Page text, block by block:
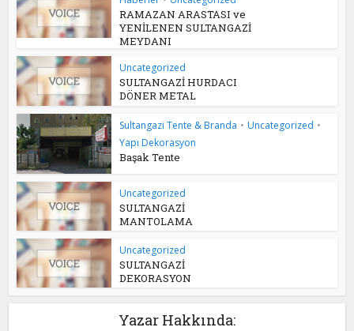
RAMAZAN ARASTASI ve
YENİLENEN SULTANGAZİ
MEYDANI
Uncategorized
SULTANGAZİ HURDACI
DÖNER METAL
Sultangazi Tente & Branda • Uncategorized •
Yapı Dekorasyon
Başak Tente
Uncategorized
SULTANGAZİ
MANTOLAMA
Uncategorized
SULTANGAZİ
DEKORASYON
Yazar Hakkında: